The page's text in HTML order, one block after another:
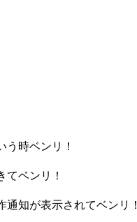
時ベンリ！
ベンリ！
知が表示されてベンリ！